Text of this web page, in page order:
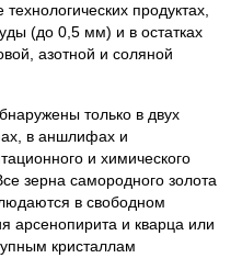
продуктах,
(до 0,5 мм) и в остатках
азотной и соляной
только в двух
в аншлифах и
и химического
зерна самородного золота
в свободном
арсенопирита и кварца или
кристаллам